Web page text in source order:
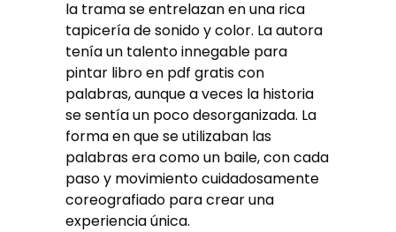
la trama se entrelazan en una rica
tapicería de sonido y color. La autora
tenía un talento innegable para
pintar libro en pdf gratis con
palabras, aunque a veces la historia
se sentía un poco desorganizada. La
forma en que se utilizaban las
palabras era como un baile, con cada
paso y movimiento cuidadosamente
coreografiado para crear una
experiencia única.